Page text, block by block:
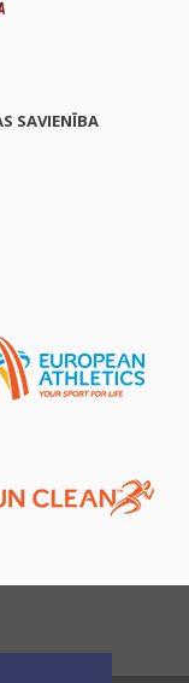
SAVIENĪBA